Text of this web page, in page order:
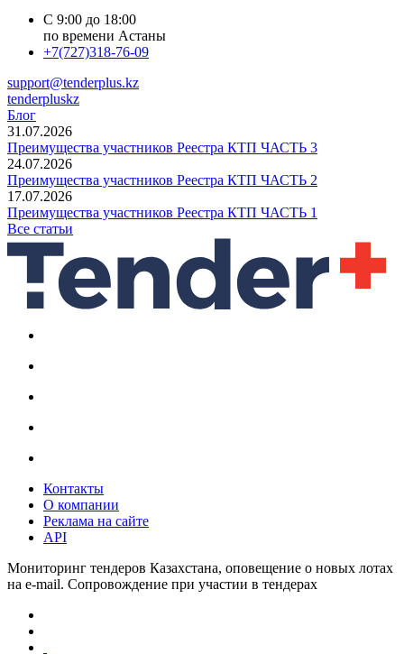
С 9:00 до 18:00
по времени Астаны
+7(727)318-76-09
support@tenderplus.kz
tenderpluskz
Блог
31.07.2026
Преимущества участников Реестра КТП ЧАСТЬ 3
24.07.2026
Преимущества участников Реестра КТП ЧАСТЬ 2
17.07.2026
Преимущества участников Реестра КТП ЧАСТЬ 1
Все статьи
Контакты
О компании
Реклама на сайте
API
Мониторинг тендеров Казахстана, оповещение о новых лотах
на e-mail. Сопровождение при участии в тендерах